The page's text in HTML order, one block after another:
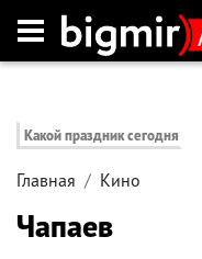
Какой праздник сегодня
Главная Кино
Чапаев